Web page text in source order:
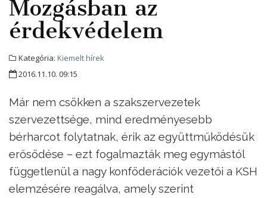
Mozgásban az
érdekvédelem
Kategória: Kiemelt hírek
2016.11.10. 09:15
Már nem csökken a szakszervezetek
szervezettsége, mind eredményesebb
bérharcot folytatnak, érik az együttműködésük
erősödése – ezt fogalmazták meg egymástól
függetlenül a nagy konföderációk vezetői a KSH
elemzésére reagálva, amely szerint